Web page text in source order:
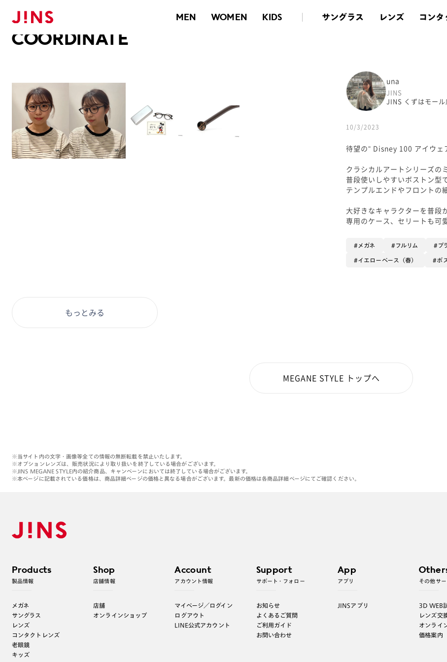
MEN WOMEN KIDS サングラス レンズ コンタ
メガネのJINS TOP
COORDINATE
una
JINS
JINS くずはモール
10/3/2023
待望の" Disney 100 アイウェ
クラシカルアートシリーズの
普段使いしやすいボストン型
テンプルエンドやフロント
大好きなキャラクターを普段
専用のケース、セリートも可
メガネ フルリム プ
イエローベース（春） ボ
もっとみる
MEGANE STYLE トップへ
※当サイト内の文字・画像等全ての情報の無断転載を禁止いたします。
※オプションレンズは、販売状況により取り扱いを終了している場合がございます。
※JINS MEGANE STYLE内の紹介商品、キャンペーンにおいては終了している場合がございます。
※本ページに記載されている価格は、商品詳細ページの価格と異なる場合がございます。最新の価格は各商品詳細ページにてご確認ください。
Products
製品情報
メガネ
サングラス
レンズ
コンタクトレンズ
老眼鏡
キッズ
Shop
店舗情報
店舗
オンラインショップ
Account
アカウント情報
マイページ／ログイン
ログアウト
LINE公式アカウント
Support
サポート・フォロー
お知らせ
よくあるご質問
ご利用ガイド
お問い合わせ
App
アプリ
JINSアプリ
その他サ
3D WEB
レンズ交
オンライ
価格案内